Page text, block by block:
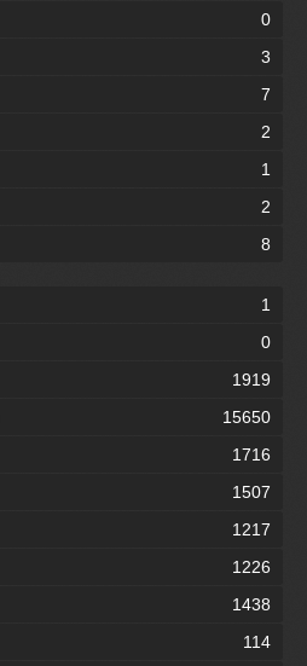
0
3
7
2
1
2
8
1
0
1919
15650
1716
1507
1217
1226
1438
114